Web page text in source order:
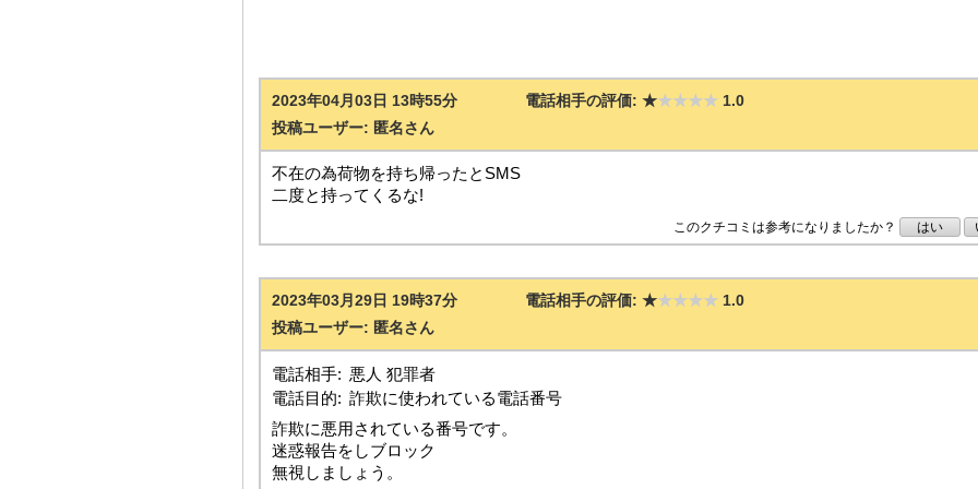
2023年04月03日 13時55分 電話相手の評価: ★★★★★1.0
投稿ユーザー: 匿名さん
不在の為荷物を持ち帰ったとSMS
二度と持ってくるな!
このクチコミは参考になりましたか？ はい
2023年03月29日 19時37分 電話相手の評価: ★★★★★1.0
投稿ユーザー: 匿名さん
電話相手: 悪人 犯罪者
電話目的: 詐欺に使われている電話番号
詐欺に悪用されている番号です。
迷惑報告をしブロック
無視しましょう。